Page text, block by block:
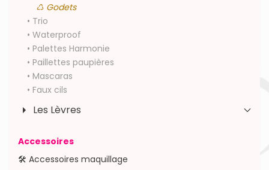
♺ Godets
• Trio
• Waterproof
• Palettes Harmonie
• Paillettes paupières
• Mascaras
• Faux cils
Les Lèvres
Accessoires
🛠 Accessoires maquillage